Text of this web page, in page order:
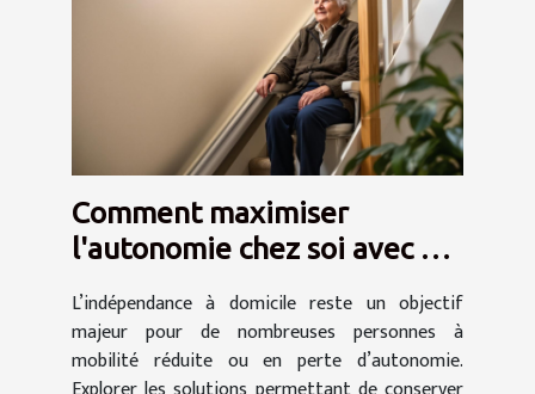
Comment maximiser
l'autonomie chez soi avec un
L’indépendance à domicile reste un objectif
majeur pour de nombreuses personnes à
mobilité réduite ou en perte d’autonomie.